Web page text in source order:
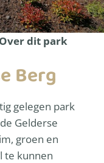
Over dit park
Berg
gelegen park
Gelderse
groen en
te kunnen